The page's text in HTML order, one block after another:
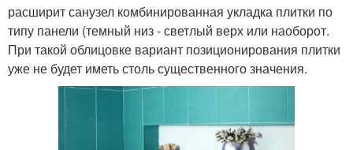
расширит санузел комбинированная укладка плитки по
типу панели (темный низ - светлый верх или наоборот.
При такой облицовке вариант позиционирования плитки
уже не будет иметь столь существенного значения.